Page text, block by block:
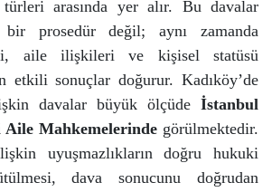
İptali
İSİM DEĞİŞTİRME VE SOYADI DEĞİŞİKLİĞİ DAVASI
türleri arasında yer alır. Bu davalar
bir prosedür değil; aynı zamanda
aile ilişkileri ve kişisel statüsü
etkili sonuçlar doğurur. Kadıköy’de
davalar büyük ölçüde İstanbul
Mahkemelerinde görülmektedir.
uyuşmazlıkların doğru hukuki
dava sonucunu doğrudan